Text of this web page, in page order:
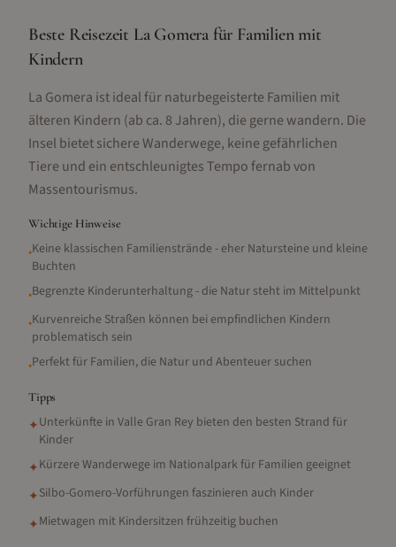
Beste Reisezeit La Gomera für Familien mit
Kindern
La Gomera ist ideal für naturbegeisterte Familien mit
älteren Kindern (ab ca. 8 Jahren), die gerne wandern. Die
Insel bietet sichere Wanderwege, keine gefährlichen
Tiere und ein entschleunigtes Tempo fernab von
Massentourismus.
Wichtige Hinweise
•Keine klassischen Familienstrände - eher Natursteine und kleine
Buchten
•Begrenzte Kinderunterhaltung - die Natur steht im Mittelpunkt
•Kurvenreiche Straßen können bei empfindlichen Kindern
problematisch sein
•Perfekt für Familien, die Natur und Abenteuer suchen
Tipps
✦Unterkünfte in Valle Gran Rey bieten den besten Strand für
Kinder
✦Kürzere Wanderwege im Nationalpark für Familien geeignet
✦Silbo-Gomero-Vorführungen faszinieren auch Kinder
✦Mietwagen mit Kindersitzen frühzeitig buchen